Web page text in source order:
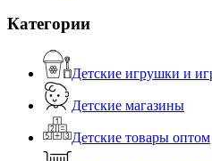
Категории
Детские игрушки и
Детские магазины
Детские товары оптом